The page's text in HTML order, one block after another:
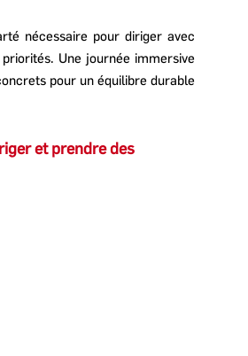
nécessaire pour diriger avec
Une journée immersive
pour un équilibre durable
et prendre des